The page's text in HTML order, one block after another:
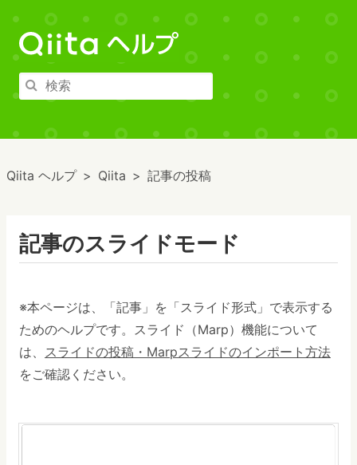
Qiita ヘルプ Qiita 記事の投稿
記事のスライドモード
※本ページは、「記事」を「スライド形式」で表示する
ためのヘルプです。スライド（Marp）機能について
は、 スライドの投稿・Marpスライドのインポート方法
をご確認ください。